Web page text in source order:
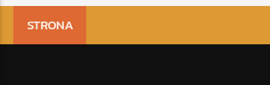
STRONA